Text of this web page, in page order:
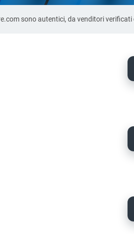
sono autentici, da venditori